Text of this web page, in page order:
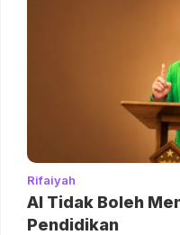
Rifaiyah
AI Tidak Boleh
Pendidikan